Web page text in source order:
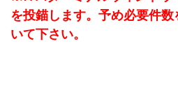
を投錨します。予め必要件
いて下さい。